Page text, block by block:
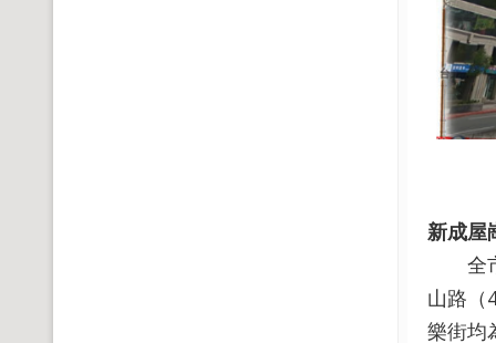
新成屋
全市
山路（
樂街均